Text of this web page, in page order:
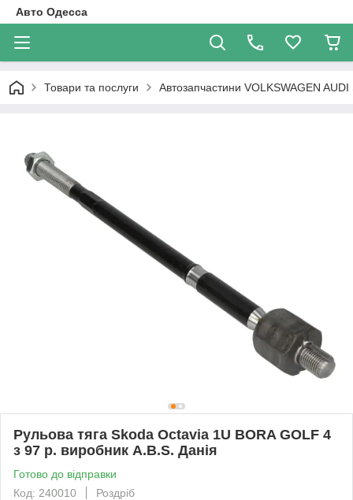
Авто Одесса
Товари та послуги Автозапчастини VOLKSWAGEN AUDI
Рульова тяга Skoda Octavia 1U BORA GOLF 4
з 97 р. виробник A.B.S. Данія
Готово до відправки
Код: 240010
Роздріб